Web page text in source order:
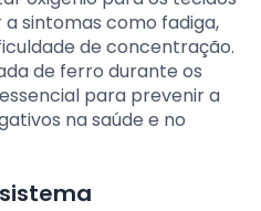
sintomas como fadiga,
de concentração.
de ferro durante os
para prevenir a
na saúde e no